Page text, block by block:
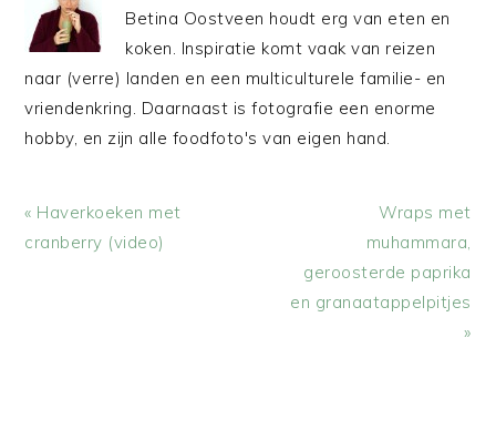
Betina Oostveen houdt erg van eten en
koken. Inspiratie komt vaak van reizen
naar (verre) landen en een multiculturele familie- en
vriendenkring. Daarnaast is fotografie een enorme
hobby, en zijn alle foodfoto's van eigen hand.
Vorig
bericht:
« Haverkoeken met
cranberry (video)
Volgend
bericht:
Wraps met
muhammara,
geroosterde paprika
en granaatappelpitjes
»